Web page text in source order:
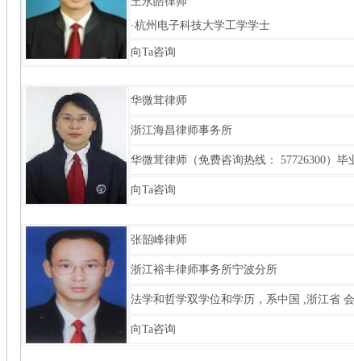
·杭州电子科技大学工学学士
向Ta咨询
华微茸律师
浙江海昌律师事务所
华微茸律师（免费咨询热线： 57726300）毕
向Ta咨询
张韶峰律师
浙江裕丰律师事务所宁波分所
法学和哲学双学位和学历，系中国 ,浙江省
向Ta咨询